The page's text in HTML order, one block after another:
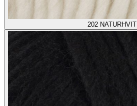
202 NATURHVIT